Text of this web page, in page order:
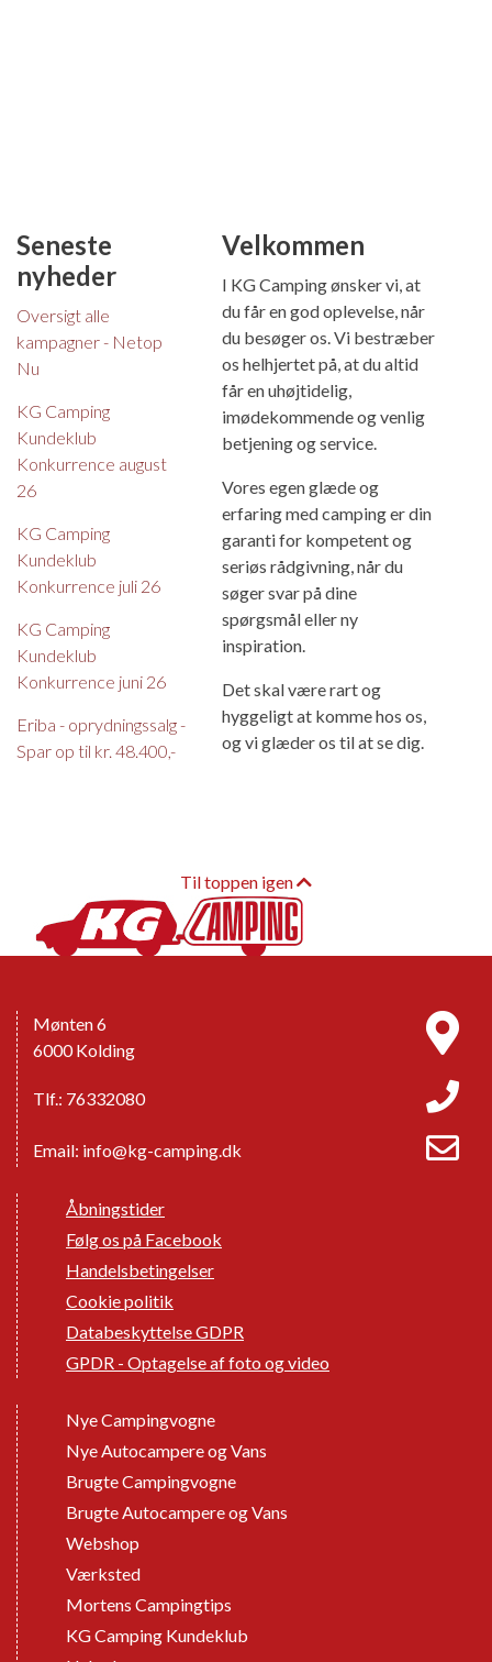
Seneste
nyheder
Oversigt alle
kampagner - Netop
Nu
KG Camping
Kundeklub
Konkurrence august
26
KG Camping
Kundeklub
Konkurrence juli 26
KG Camping
Kundeklub
Konkurrence juni 26
Eriba - oprydningssalg -
Spar op til kr. 48.400,-
Velkommen
I KG Camping ønsker vi, at
du får en god oplevelse, når
du besøger os. Vi bestræber
os helhjertet på, at du altid
får en uhøjtidelig,
imødekommende og venlig
betjening og service.
Vores egen glæde og
erfaring med camping er din
garanti for kompetent og
seriøs rådgivning, når du
søger svar på dine
spørgsmål eller ny
inspiration.
Det skal være rart og
hyggeligt at komme hos os,
og vi glæder os til at se dig.
Til toppen igen
Mønten 6
6000 Kolding
Tlf.: 76332080
Email: info@kg-camping.dk
Åbningstider
Følg os på Facebook
Handelsbetingelser
Cookie politik
Databeskyttelse GDPR
GPDR - Optagelse af foto og video
Nye Campingvogne
Nye Autocampere og Vans
Brugte Campingvogne
Brugte Autocampere og Vans
Webshop
Værksted
Mortens Campingtips
KG Camping Kundeklub